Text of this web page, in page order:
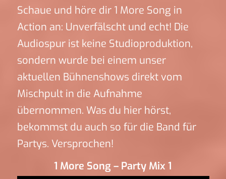
Schaue und höre dir 1 More Song in
Action an: Unverfälscht und echt! Die
Audiospur ist keine Studioproduktion,
sondern wurde bei einem unser
aktuellen Bühnenshows direkt vom
Mischpult in die Aufnahme
übernommen. Was du hier hörst,
bekommst du auch so für die Band für
Partys. Versprochen!
1 More Song – Party Mix 1